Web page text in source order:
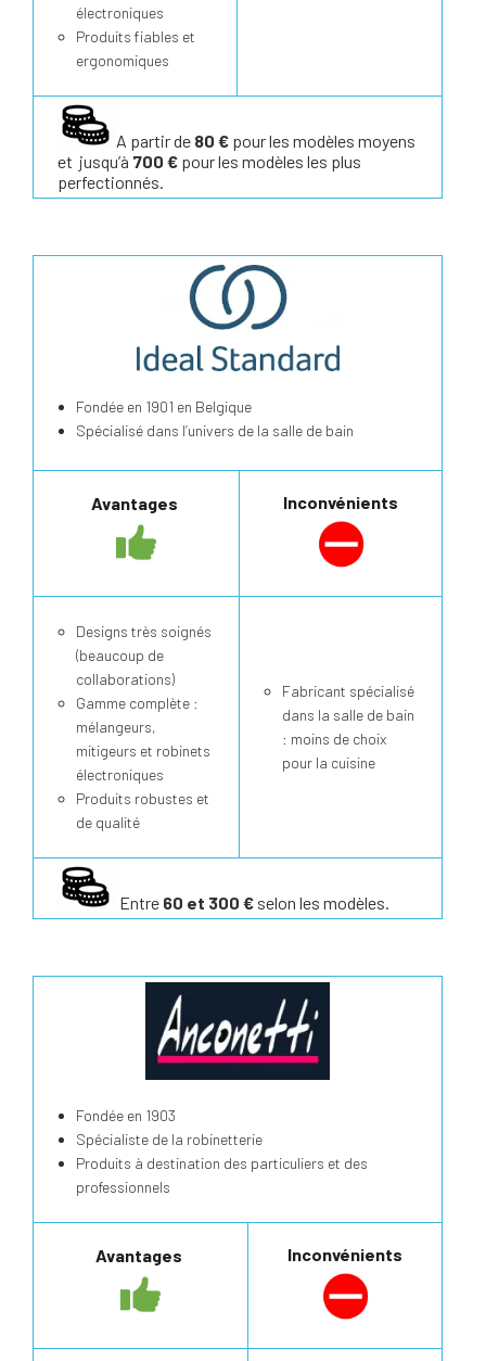
électroniques
Produits fiables et
ergonomiques
A partir de 80 € pour les modèles moyens
et jusqu’à 700 € pour les modèles les plus
perfectionnés.
Fondée en 1901 en Belgique
Spécialisé dans l’univers de la salle de bain
Avantages Inconvénients
Designs très soignés
(beaucoup de
collaborations)
Gamme complète :
mélangeurs,
mitigeurs et robinets
électroniques
Produits robustes et
de qualité
Fabricant spécialisé
dans la salle de bain
: moins de choix
pour la cuisine
Entre 60 et 300 € selon les modèles.
Fondée en 1903
Spécialiste de la robinetterie
Produits à destination des particuliers et des
professionnels
Avantages Inconvénients